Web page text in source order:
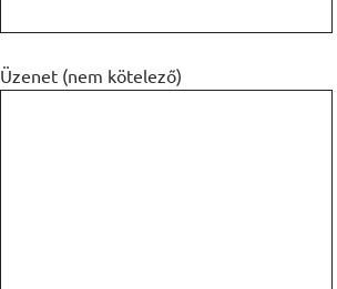
Üzenet (nem kötelező)